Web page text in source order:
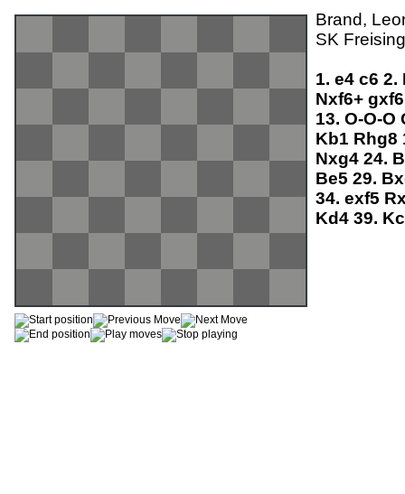
Brand,
SK
1. e4 c6 2.
Nxf6+
13. O-O-O
Kb1 Rhg8
Nxg4 24.
Be5 29.
34. exf5
Kd4 39.